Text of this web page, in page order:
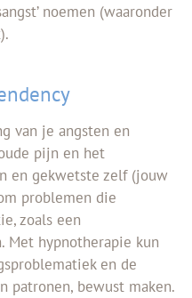
noemen (waaronder
van je angsten en
pijn en het
en gekwetste zelf (jouw
problemen die
zoals een
Met hypnotherapie kun
en de
patronen, bewust maken.